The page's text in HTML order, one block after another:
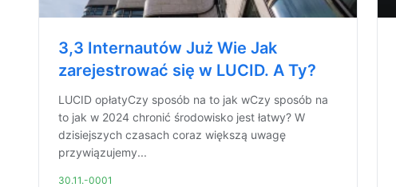
3,3 Internautów Już Wie Jak
zarejestrować się w LUCID. A Ty?
LUCID opłatyCzy sposób na to jak wCzy sposób na
to jak w 2024 chronić środowisko jest łatwy? W
dzisiejszych czasach coraz większą uwagę
przywiązujemy...
30.11.-0001